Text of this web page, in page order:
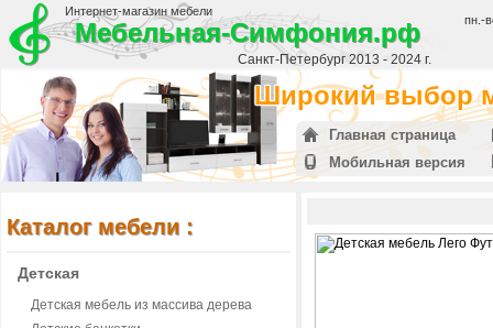
Интернет-магазин мебели
Мебельная-Симфония.рф
Санкт-Петербург 2013 - 2024 г.
пн.-
Широкий выбор
Главная страница
Мобильная версия
Каталог мебели :
Детская
Детская мебель из массива дерева